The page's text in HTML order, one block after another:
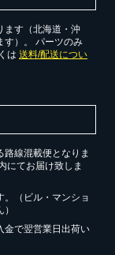
ます（北海道・沖
す）。 パーツのみ
は 送料/配送につい
線混載便となりま
にてお届け致しま
。（ビル・マンショ
金で翌営業日出荷い